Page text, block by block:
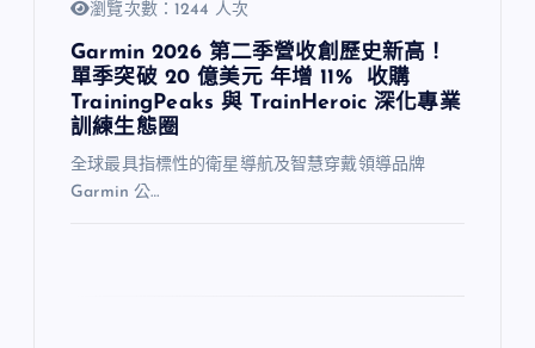
瀏覽次數：1244 人次
Garmin 2026 第二季營收創歷史新高！
單季突破 20 億美元 年增 11% 收購
TrainingPeaks 與 TrainHeroic 深化專業
訓練生態圈
全球最具指標性的衛星導航及智慧穿戴領導品牌
Garmin 公…